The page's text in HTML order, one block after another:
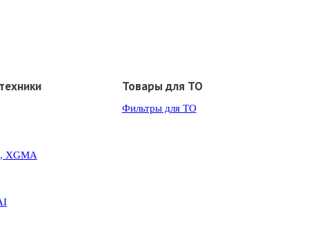
XGMA
Товары для ТО
Фильтры для ТО